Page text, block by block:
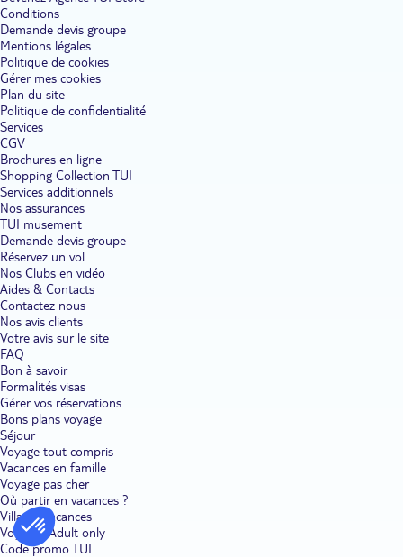
Conditions
Demande devis groupe
Mentions légales
Politique de cookies
Gérer mes cookies
Plan du site
Politique de confidentialité
Services
CGV
Brochures en ligne
Shopping Collection TUI
Services additionnels
Nos assurances
TUI musement
Demande devis groupe
Réservez un vol
Nos Clubs en vidéo
Aides & Contacts
Contactez nous
Nos avis clients
Votre avis sur le site
FAQ
Bon à savoir
Formalités visas
Gérer vos réservations
Bons plans voyage
Séjour
Voyage tout compris
Vacances en famille
Voyage pas cher
Où partir en vacances ?
Villages vacances
Voyages Adult only
Code promo TUI